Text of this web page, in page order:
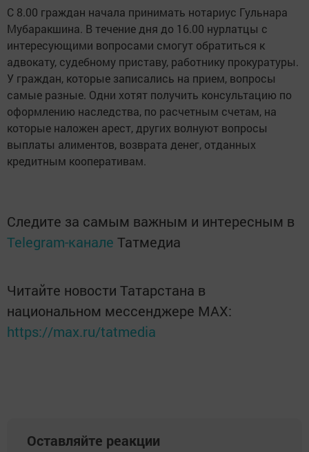
С 8.00 граждан начала принимать нотариус Гульнара
Мубаракшина. В течение дня до 16.00 нурлатцы с
интересующими вопросами смогут обратиться к
адвокату, судебному приставу, работнику прокуратуры.
У граждан, которые записались на прием, вопросы
самые разные. Одни хотят получить консультацию по
оформлению наследства, по расчетным счетам, на
которые наложен арест, других волнуют вопросы
выплаты алиментов, возврата денег, отданных
кредитным кооперативам.
Следите за самым важным и интересным в
Telegram-канале Татмедиа
Читайте новости Татарстана в
национальном мессенджере MАХ:
https://max.ru/tatmedia
Оставляйте реакции